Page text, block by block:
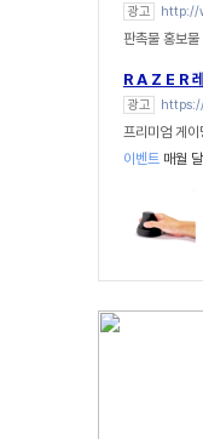
광고 http://
판촉물 홍보물
R A Z E R
광고
프리미엄 게
이벤트 매월